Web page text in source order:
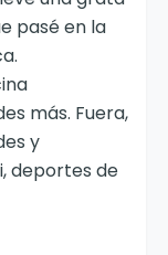
pasé en la
más. Fuera,
y
deportes de